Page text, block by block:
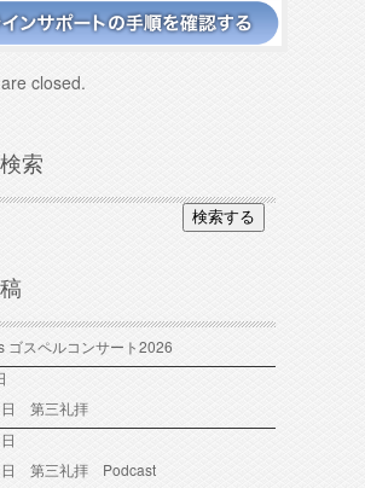
closed.
索
検索する
ゴスペルコンサート2026
日 第三礼拝
日 第三礼拝 Podcast